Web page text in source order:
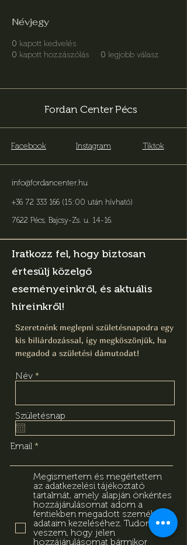
Névjegy
0 kapott kedvelés
0 kapott hozzászólás 0 legjobb válasz
Fordan Center Pécs
Facebook Instagram Tiktok
info@fordancenter.hu
+36 72 333 166 (15:00 után hívható)
7622 Pécs, Bajcsy-Zs. u. 14-16.
Iratkozz fel, hogy biztosan
értesülj közelgő
eseményeinkről, és aktuális
híreinkről!
Szeretnénk meglepni születésnapodra egy
kis biliárdozással, így megköszönjük, ha
megadod a születési dámutodat!
Név
Születésnap
Email
Megismertem és megértettem
az adatkezelési tájékoztató
tartalmát, amely alapján önkéntes
hozzájárulásomat adom a
fentiekben megadott személyes
adataim kezeléséhez. Tudomásul
veszem, hogy jelen
hozzájárulásomat bármikor